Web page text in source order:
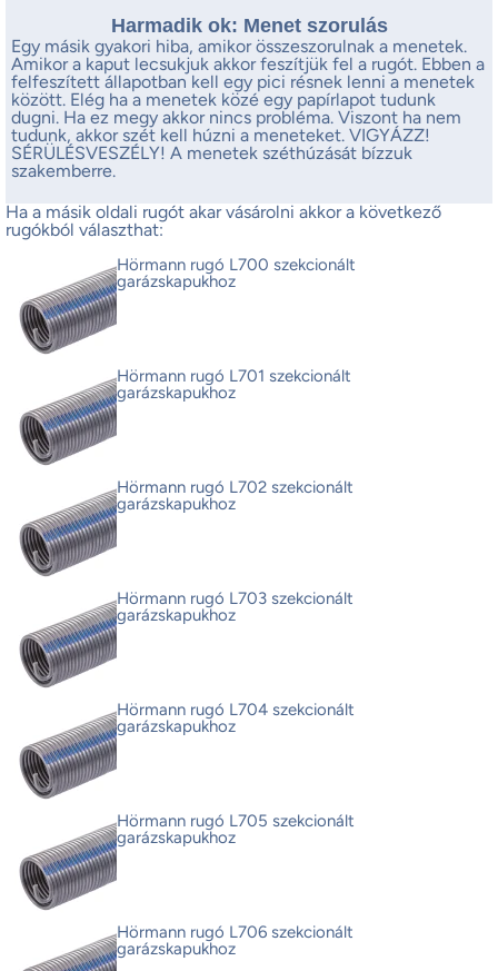
Harmadik ok: Menet szorulás
Egy másik gyakori hiba, amikor összeszorulnak a menetek.
Amikor a kaput lecsukjuk akkor feszítjük fel a rugót. Ebben a
felfeszített állapotban kell egy pici résnek lenni a menetek
között. Elég ha a menetek közé egy papírlapot tudunk
dugni. Ha ez megy akkor nincs probléma. Viszont ha nem
tudunk, akkor szét kell húzni a meneteket. VIGYÁZZ!
SÉRÜLÉSVESZÉLY! A menetek széthúzását bízzuk
szakemberre.
Ha a másik oldali rugót akar vásárolni akkor a következő
rugókból választhat:
Hörmann rugó L700 szekcionált
garázskapukhoz
Hörmann rugó L701 szekcionált
garázskapukhoz
Hörmann rugó L702 szekcionált
garázskapukhoz
Hörmann rugó L703 szekcionált
garázskapukhoz
Hörmann rugó L704 szekcionált
garázskapukhoz
Hörmann rugó L705 szekcionált
garázskapukhoz
Hörmann rugó L706 szekcionált
garázskapukhoz